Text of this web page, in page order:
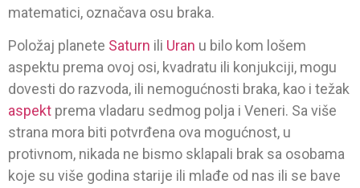
matematici, označava osu braka.
Položaj planete Saturn ili Uran u bilo kom lošem
aspektu prema ovoj osi, kvadratu ili konjukciji, mogu
dovesti do razvoda, ili nemogućnosti braka, kao i težak
aspekt prema vladaru sedmog polja i Veneri. Sa više
strana mora biti potvrđena ova mogućnost, u
protivnom, nikada ne bismo sklapali brak sa osobama
koje su više godina starije ili mlađe od nas ili se bave